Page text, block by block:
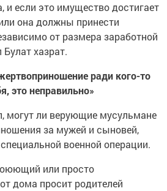
и если это имущество достигает
она должны принести
от размера заработной
хазрат.
ради кого-то
это неправильно»
могут ли верующие мусульмане
за мужей и сыновей,
военной операции.
или просто
дома просит родителей